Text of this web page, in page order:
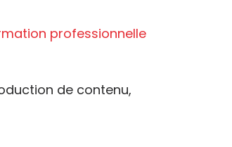
professionnelle
de contenu,